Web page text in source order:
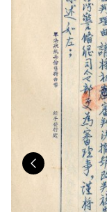
Previous